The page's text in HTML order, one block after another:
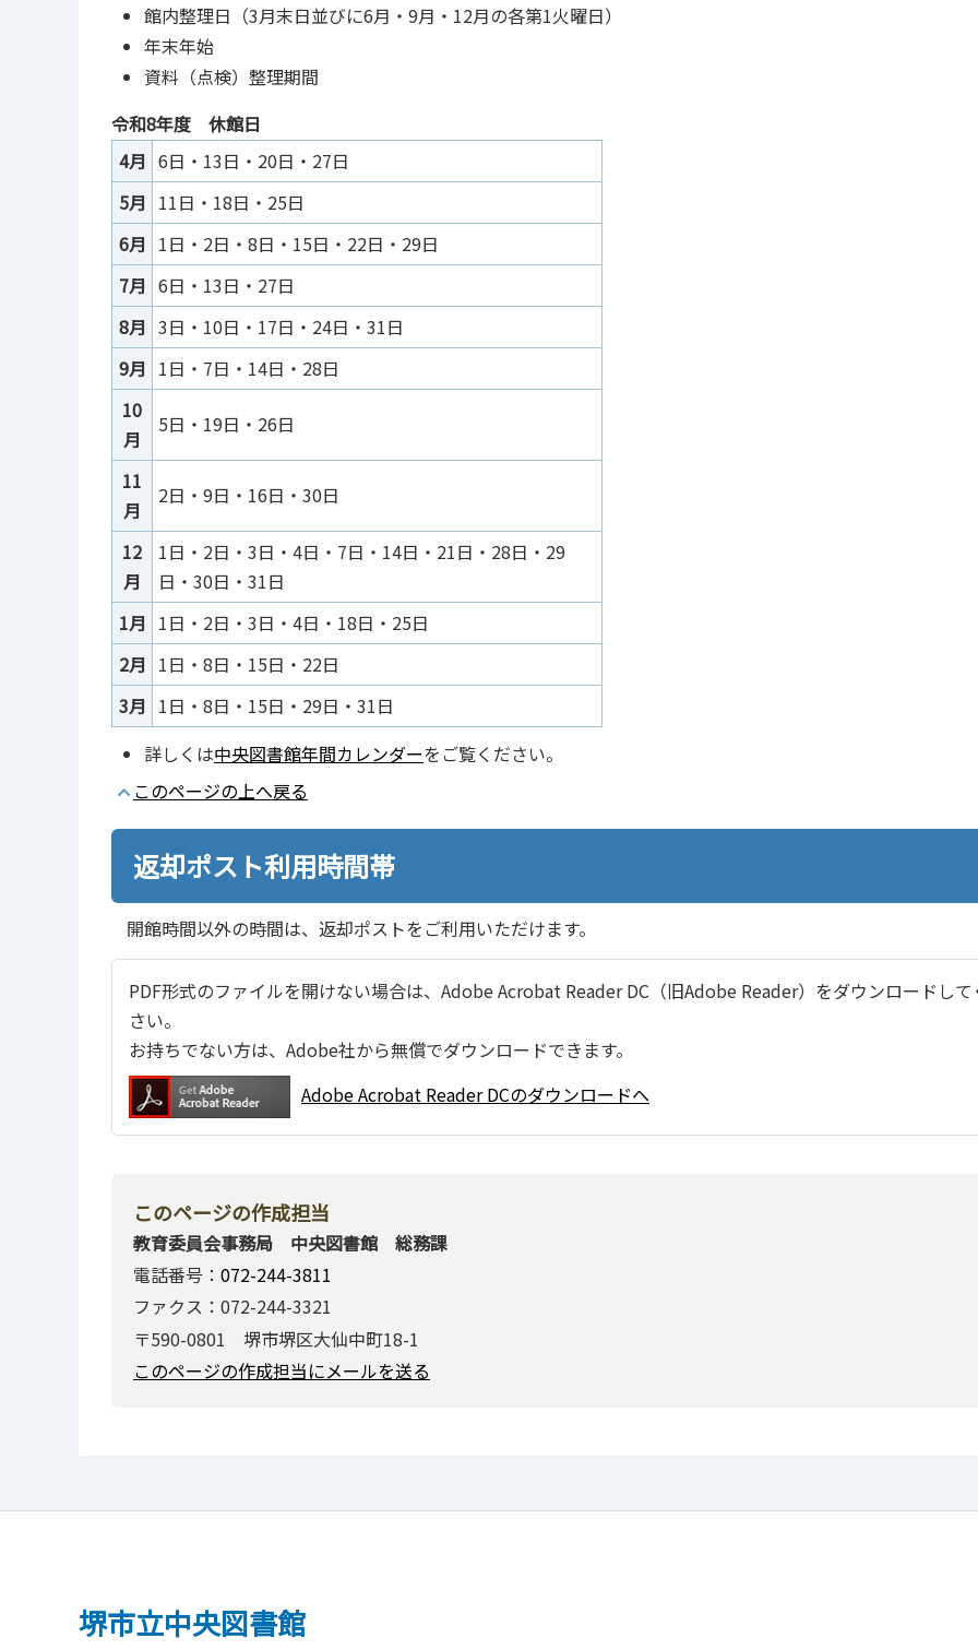
館内整理日（3月末日並びに6月・9月・12月の各第1火曜日）
年末年始
資料（点検）整理期間
令和8年度 休館日
4月 6日・13日・20日・27日
5月 11日・18日・25日
6月 1日・2日・8日・15日・22日・29日
7月 6日・13日・27日
8月 3日・10日・17日・24日・31日
9月 1日・7日・14日・28日
10
月
5日・19日・26日
11
月
2日・9日・16日・30日
12
月
1日・2日・3日・4日・7日・14日・21日・28日・29
日・30日・31日
1月 1日・2日・3日・4日・18日・25日
2月 1日・8日・15日・22日
3月 1日・8日・15日・29日・31日
詳しくは中央図書館年間カレンダーをご覧ください。
このページの上へ戻る
返却ポスト利用時間帯
開館時間以外の時間は、返却ポストをご利用いただけます。
PDF形式のファイルを開けない場合は、Adobe Acrobat Reader DC（旧Adobe Reader）をダウンロードして
さい。
お持ちでない方は、Adobe社から無償でダウンロードできます。
Adobe Acrobat Reader DCのダウンロードへ
このページの作成担当
教育委員会事務局 中央図書館 総務課
電話番号： 072-244-3811
ファクス：072-244-3321
〒590-0801 堺市堺区大仙中町18-1
このページの作成担当にメールを送る
堺市立中央図書館